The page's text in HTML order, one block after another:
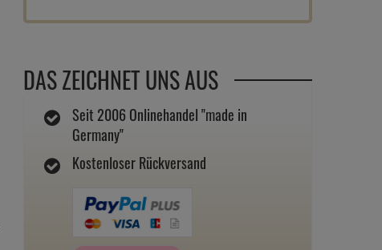
DAS ZEICHNET UNS AUS
Seit 2006 Onlinehandel "made in
Germany"
Kostenloser Rückversand